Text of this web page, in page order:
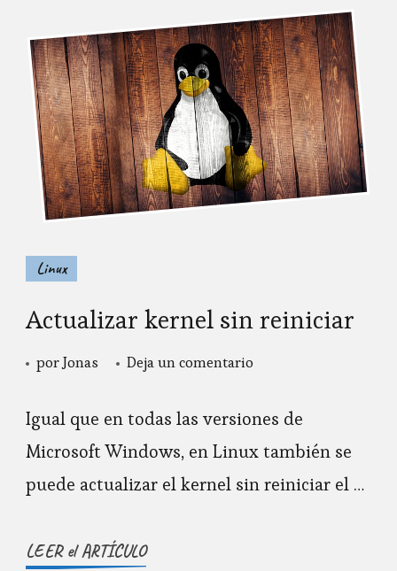
Linux
Actualizar kernel sin reiniciar
porJonas Deja un comentario
kernel
sin
Igual que en todas las versiones de
Microsoft Windows, en Linux también se
puede actualizar el kernel sin reiniciar el …
LEER el ARTÍCULO